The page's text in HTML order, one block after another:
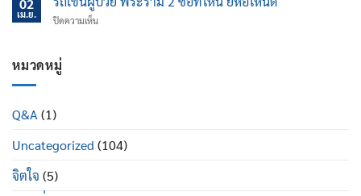
ไหน
นอน
ป้องกัน
ข้อ
บ้าง
02
เม.ย.
ปิดความเห็นบน
ยี่ห้อ
หมวดหมู่
Q&A (1)
Uncategorized (104)
จิตใจ (5)